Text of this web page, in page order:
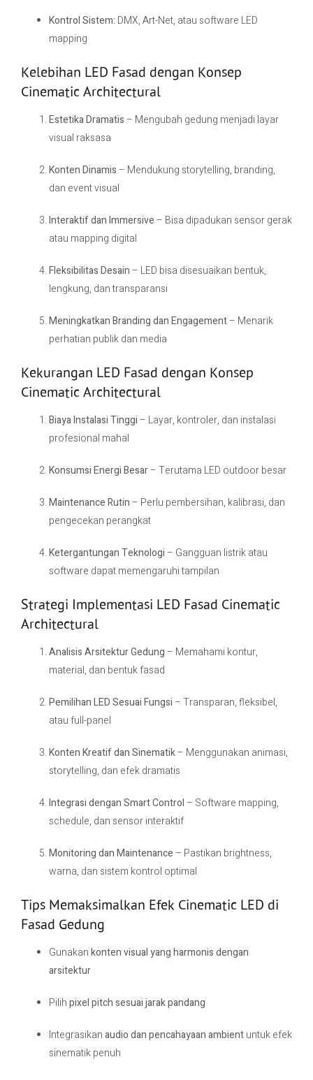
Kontrol Sistem: DMX, Art-Net, atau software LED
mapping
Kelebihan LED Fasad dengan Konsep
Cinematic Architectural
Estetika Dramatis– Mengubah gedung menjadi layar
visual raksasa
Konten Dinamis– Mendukung storytelling, branding,
dan event visual
Interaktif dan Immersive– Bisa dipadukan sensor gerak
atau mapping digital
Fleksibilitas Desain– LED bisa disesuaikan bentuk,
lengkung, dan transparansi
Meningkatkan Branding dan Engagement– Menarik
perhatian publik dan media
Kekurangan LED Fasad dengan Konsep
Cinematic Architectural
Biaya Instalasi Tinggi– Layar, kontroler, dan instalasi
profesional mahal
Konsumsi Energi Besar– Terutama LED outdoor besar
Maintenance Rutin– Perlu pembersihan, kalibrasi, dan
pengecekan perangkat
Ketergantungan Teknologi– Gangguan listrik atau
software dapat memengaruhi tampilan
Strategi Implementasi LED Fasad Cinematic
Architectural
Analisis Arsitektur Gedung– Memahami kontur,
material, dan bentuk fasad
Pemilihan LED Sesuai Fungsi– Transparan, fleksibel,
atau full-panel
Konten Kreatif dan Sinematik– Menggunakan animasi,
storytelling, dan efek dramatis
Integrasi dengan Smart Control– Software mapping,
schedule, dan sensor interaktif
Monitoring dan Maintenance– Pastikan brightness,
warna, dan sistem kontrol optimal
Tips Memaksimalkan Efek Cinematic LED di
Fasad Gedung
Gunakankonten visual yang harmonis dengan
arsitektur
Pilihpixel pitch sesuai jarak pandang
Integrasikanaudio dan pencahayaan ambientuntuk efek
sinematik penuh